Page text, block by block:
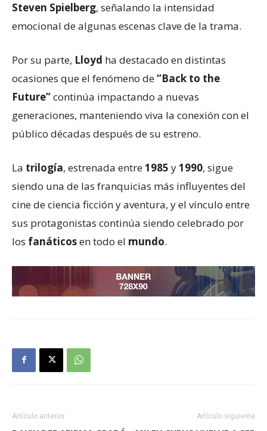
Steven Spielberg, señalando la intensidad
emocional de algunas escenas clave de la trama.
Por su parte, Lloyd ha destacado en distintas
ocasiones que el fenómeno de“Back to the
Future”continúa impactando a nuevas
generaciones, manteniendo viva la conexión con el
público décadas después de su estreno.
La trilogía, estrenada entre1985 y1990, sigue
siendo una de las franquicias más influyentes del
cine de ciencia ficción y aventura, y el vínculo entre
sus protagonistas continúa siendo celebrado por
los fanáticosen todo el mundo.
Artículo anterior Artículo siguiente